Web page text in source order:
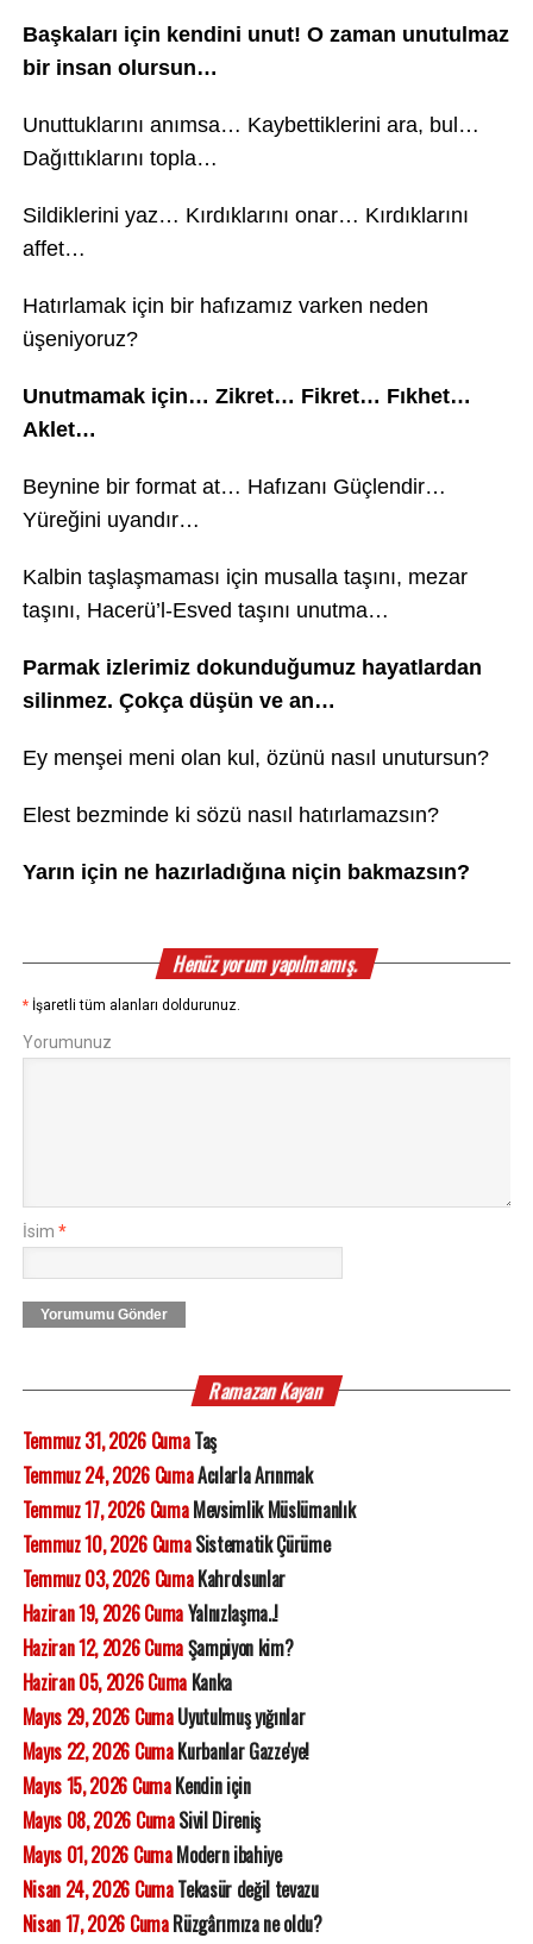
Başkaları için kendini unut! O zaman unutulmaz
bir insan olursun…
Unuttuklarını anımsa… Kaybettiklerini ara, bul…
Dağıttıklarını topla…
Sildiklerini yaz… Kırdıklarını onar… Kırdıklarını
affet…
Hatırlamak için bir hafızamız varken neden
üşeniyoruz?
Unutmamak için… Zikret… Fikret… Fıkhet…
Aklet…
Beynine bir format at… Hafızanı Güçlendir…
Yüreğini uyandır…
Kalbin taşlaşmaması için musalla taşını, mezar
taşını, Hacerü’l-Esved taşını unutma…
Parmak izlerimiz dokunduğumuz hayatlardan
silinmez. Çokça düşün ve an…
Ey menşei meni olan kul, özünü nasıl unutursun?
Elest bezminde ki sözü nasıl hatırlamazsın?
Yarın için ne hazırladığına niçin bakmazsın?
Henüz yorum yapılmamış.
* İşaretli tüm alanları doldurunuz.
Yorumunuz
İsim *
Yorumumu Gönder
Ramazan Kayan
Temmuz 31, 2026 CumaTaş
Temmuz 24, 2026 CumaAcılarla Arınmak
Temmuz 17, 2026 CumaMevsimlik Müslümanlık
Temmuz 10, 2026 CumaSistematik Çürüme
Temmuz 03, 2026 CumaKahrolsunlar
Haziran 19, 2026 CumaYalnızlaşma..!
Haziran 12, 2026 CumaŞampiyon kim?
Haziran 05, 2026 CumaKanka
Mayıs 29, 2026 CumaUyutulmuş yığınlar
Mayıs 22, 2026 CumaKurbanlar Gazze'ye!
Mayıs 15, 2026 CumaKendin için
Mayıs 08, 2026 CumaSivil Direniş
Mayıs 01, 2026 CumaModern ibahiye
Nisan 24, 2026 CumaTekasür değil tevazu
Nisan 17, 2026 CumaRüzgârımıza ne oldu?